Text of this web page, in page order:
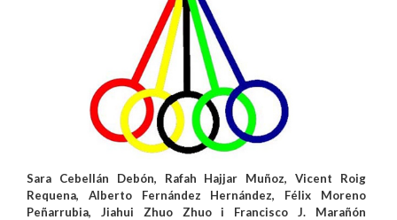
Sara Cebellán Debón, Rafah Hajjar Muñoz, Vicent Roig
Requena, Alberto Fernández Hernández, Félix Moreno
Peñarrubia, Jiahui Zhuo Zhuo i Francisco J. Marañón